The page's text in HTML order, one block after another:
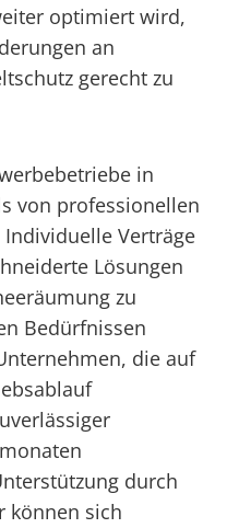
optimiert wird,
an
gerecht zu
in
von professionellen
Verträge
Lösungen
zu
Bedürfnissen
die auf
durch
können sich